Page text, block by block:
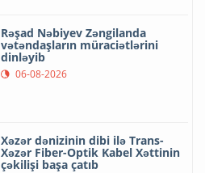
Rəşad Nəbiyev Zəngilanda
vətəndaşların müraciətlərini
dinləyib
06-08-2026
Xəzər dənizinin dibi ilə Trans-
Xəzər Fiber-Optik Kabel Xəttinin
çəkilişi başa çatıb